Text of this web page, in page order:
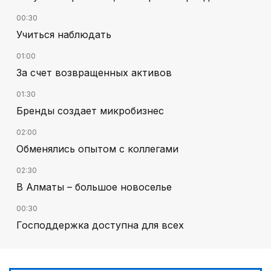
00:30
Учиться наблюдать
01:00
За счет возвращенных активов
01:30
Бренды создает микробизнес
02:00
Обменялись опытом с коллегами
02:30
В Алматы – большое новоселье
00:30
Господдержка доступна для всех